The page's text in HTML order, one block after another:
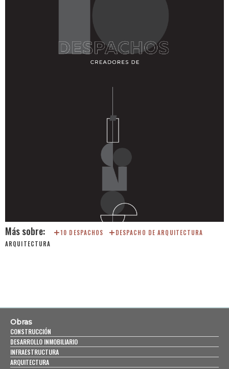
10 DESPACHOS
DESPACHO DE ARQUITECTURA
ARQUITECTURA
Obras
CONSTRUCCIÓN
DESARROLLO INMOBILIARIO
INFRAESTRUCTURA
ARQUITECTURA